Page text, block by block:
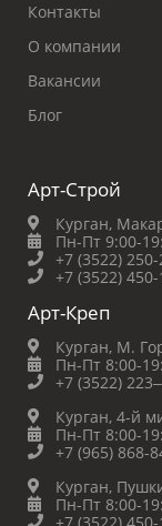
Контакты
О компании
Вакансии
Блог
Арт-Строй
Курган,
Пн-Пт 9:00-
+7 (3522)
+7 (3522) 450-
Арт-Креп
Курган, М.
Пн-Пт 8:00-
+7 (3522)
Курган, 4-й
Пн-Пт 8:00-
+7 (965) 868-
Курган,
Пн-Пт 8:00-